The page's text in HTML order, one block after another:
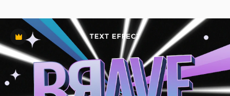
Premium